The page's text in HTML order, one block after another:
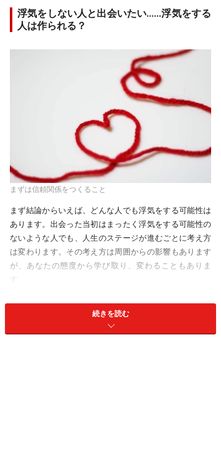
浮気をしない人と出会いたい……浮気をする
人は作られる？
まずは信頼関係をつくること
まず結論からいえば、どんな人でも浮気をする可能性は
あります。出会った当初はまったく浮気をする可能性の
ないような人でも、人生のステージが進むごとに考え方
は変わります。その考え方は周囲からの影響もあります
が、あなたの態度から学び取り、変わることもありま
す。
続きを読む